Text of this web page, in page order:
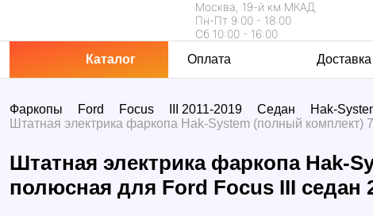
Москва, 19-й км МКАД
Пн-Пт 9:00 - 18:00
Сб 10:00 - 16:00
Каталог Оплата Доставка
Фаркопы Ford Focus III 2011-2019 Седан
Hak-
Штатная электрика фаркопа Hak-System (полный
Штатная электрика фаркопа Hak-
полюсная для Ford Focus III седан